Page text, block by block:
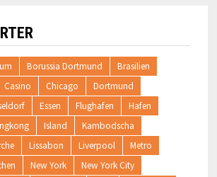
Borussia Dortmund
Brasilien
Casino Chicago
Dortmund
Essen Flughafen
Hafen
Island
Kambodscha
Lissabon Liverpool
Metro
New York
New York City